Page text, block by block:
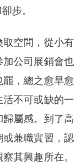
步。
空間，從小有
公司展銷會也
，總之愈早愈
不可或缺的一
屬感。到了高
兼職實習，認
其興趣所在。